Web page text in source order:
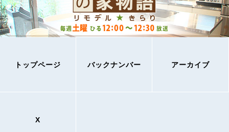
トップページ バックナンバー アーカイブ
X